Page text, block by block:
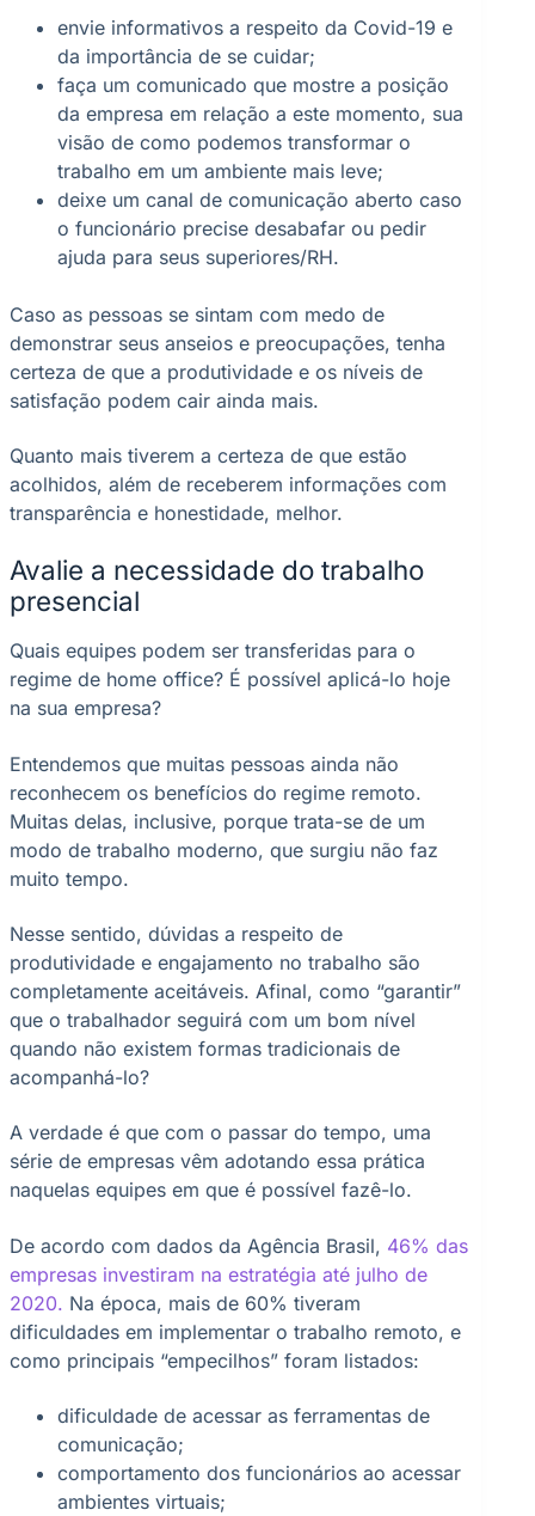
envie informativos a respeito da Covid-19 e
da importância de se cuidar;
faça um comunicado que mostre a posição
da empresa em relação a este momento, sua
visão de como podemos transformar o
trabalho em um ambiente mais leve;
deixe um canal de comunicação aberto caso
o funcionário precise desabafar ou pedir
ajuda para seus superiores/RH.
Caso as pessoas se sintam com medo de
demonstrar seus anseios e preocupações, tenha
certeza de que a produtividade e os níveis de
satisfação podem cair ainda mais.
Quanto mais tiverem a certeza de que estão
acolhidos, além de receberem informações com
transparência e honestidade, melhor.
Avalie a necessidade do trabalho
presencial
Quais equipes podem ser transferidas para o
regime de home office? É possível aplicá-lo hoje
na sua empresa?
Entendemos que muitas pessoas ainda não
reconhecem os benefícios do regime remoto.
Muitas delas, inclusive, porque trata-se de um
modo de trabalho moderno, que surgiu não faz
muito tempo.
Nesse sentido, dúvidas a respeito de
produtividade e engajamento no trabalho são
completamente aceitáveis. Afinal, como “garantir”
que o trabalhador seguirá com um bom nível
quando não existem formas tradicionais de
acompanhá-lo?
A verdade é que com o passar do tempo, uma
série de empresas vêm adotando essa prática
naquelas equipes em que é possível fazê-lo.
De acordo com dados da Agência Brasil, 46% das
empresas investiram na estratégia até julho de
2020. Na época, mais de 60% tiveram
dificuldades em implementar o trabalho remoto, e
como principais “empecilhos” foram listados:
dificuldade de acessar as ferramentas de
comunicação;
comportamento dos funcionários ao acessar
ambientes virtuais;